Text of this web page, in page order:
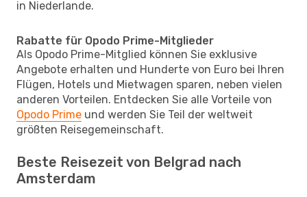
in Niederlande.
Rabatte für Opodo Prime-Mitglieder
Als Opodo Prime-Mitglied können Sie exklusive
Angebote erhalten und Hunderte von Euro bei Ihren
Flügen, Hotels und Mietwagen sparen, neben vielen
anderen Vorteilen. Entdecken Sie alle Vorteile von
Opodo Prime und werden Sie Teil der weltweit
größten Reisegemeinschaft.
Beste Reisezeit von Belgrad nach
Amsterdam